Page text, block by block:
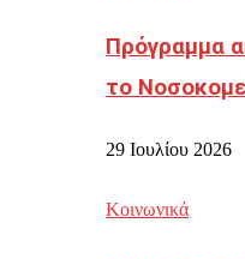
Πρόγραμμα
το
29 Ιουλίου 2026
Κοινωνικά